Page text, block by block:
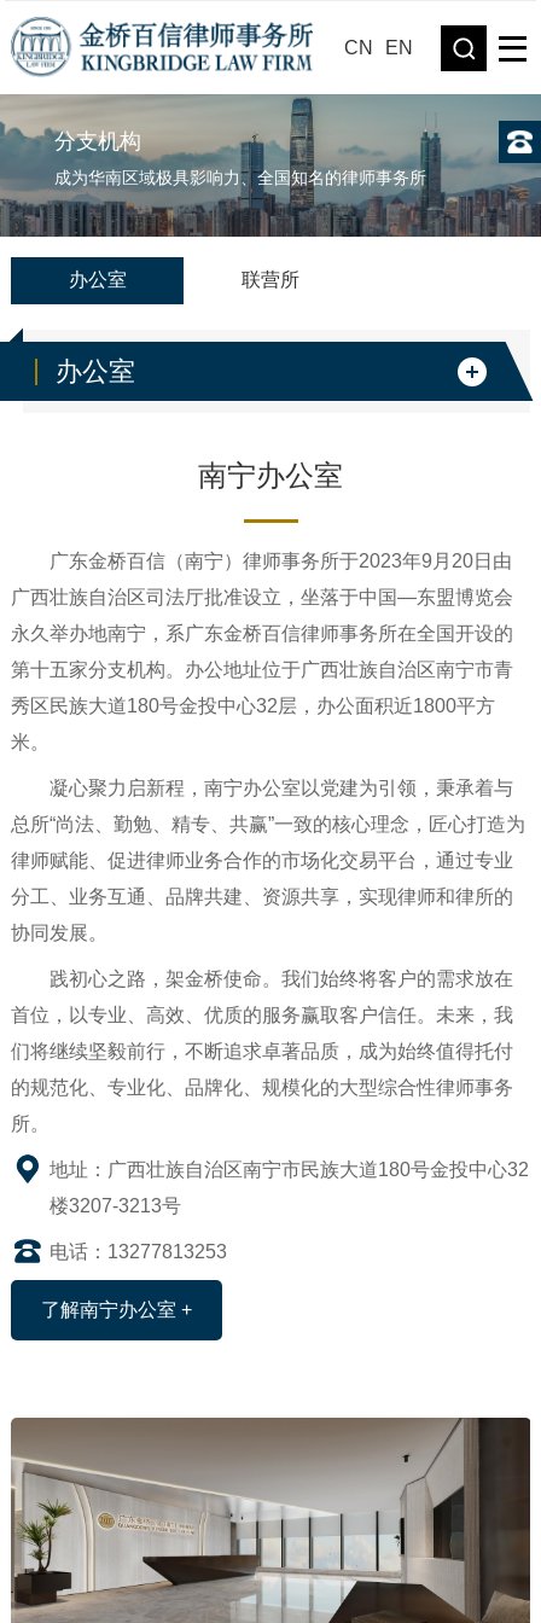
CN EN
分支机构
成为华南区域极具影响力、全国知名的律师事务所
办公室 联营所
办公室
南宁办公室
广东金桥百信（南宁）律师事务所于2023年9月20日由
广西壮族自治区司法厅批准设立，坐落于中国—东盟博览会
永久举办地南宁，系广东金桥百信律师事务所在全国开设的
第十五家分支机构。办公地址位于广西壮族自治区南宁市青
秀区民族大道180号金投中心32层，办公面积近1800平方
米。
凝心聚力启新程，南宁办公室以党建为引领，秉承着与
总所“尚法、勤勉、精专、共赢”一致的核心理念，匠心打造为
律师赋能、促进律师业务合作的市场化交易平台，通过专业
分工、业务互通、品牌共建、资源共享，实现律师和律所的
协同发展。
践初心之路，架金桥使命。我们始终将客户的需求放在
首位，以专业、高效、优质的服务赢取客户信任。未来，我
们将继续坚毅前行，不断追求卓著品质，成为始终值得托付
的规范化、专业化、品牌化、规模化的大型综合性律师事务
所。
地址：广西壮族自治区南宁市民族大道180号金投中心32
楼3207-3213号
电话：13277813253
了解南宁办公室 +